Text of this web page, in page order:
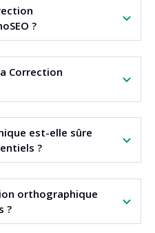
?
intelligent fonctionnanten
orthographique
différents types de
Correction
grammaticale, la
de la ponctuation et la
et logiques subtiles.
est-elle sûre
?
à la correction en cours et
La création de contenu
orthographique
?